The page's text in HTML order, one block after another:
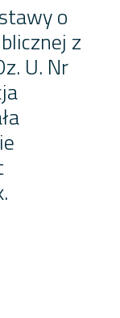
o
z
U. Nr